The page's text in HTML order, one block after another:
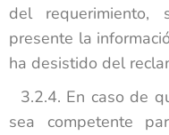
del
presente la
ha desistido del
3.2.4. En caso de
sea competente